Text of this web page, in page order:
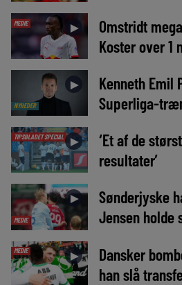
MEDIE ►
Omstridt
Koster over 1
NYHEDER
►
Kenneth Emil
Superliga-
TIPSBLADET SPECIAL ►
‘Et af de
resultater’
MEDIE
►
Sønderjyske
Jensen
MEDIE ►
Dansker
han slå